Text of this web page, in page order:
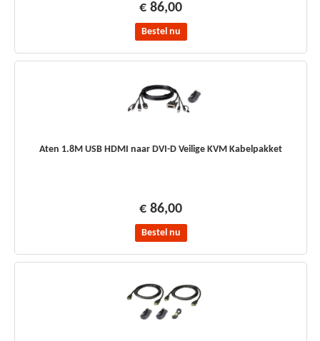
€ 86,00
Bestel nu
Aten 1.8M USB HDMI naar DVI-D Veilige KVM Kabelpakket
€ 86,00
Bestel nu